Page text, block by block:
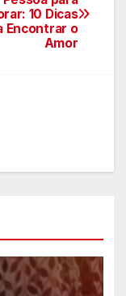
10 Dicas
Encontrar o
Amor